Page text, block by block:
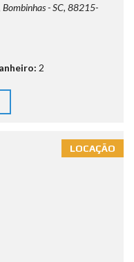
- SC, 88215-
2
LOCAÇÃO